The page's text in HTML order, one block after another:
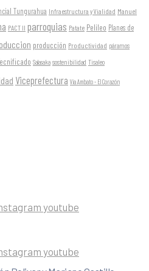
Tungurahua Infraestructura y Vialidad Manuel
PACT II parroquias Patate Pelileo Planes de
producción Productividad páramos
Salasaka sostenibilidad Tisaleo
Viceprefectura Vía Ambato - El Corazón
youtube
youtube